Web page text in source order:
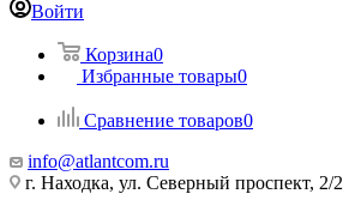
Войти
Корзина0
Избранные товары0
Сравнение товаров0
info@atlantcom.ru
г. Находка, ул. Северный проспект, 2/2